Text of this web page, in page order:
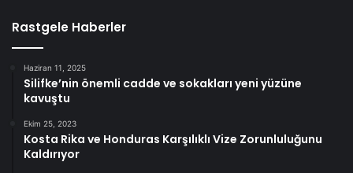
Rastgele Haberler
Haziran 11, 2025
Silifke’nin önemli cadde ve sokakları yeni yüzüne
kavuştu
Ekim 25, 2023
Kosta Rika ve Honduras Karşılıklı Vize Zorunluluğunu
Kaldırıyor